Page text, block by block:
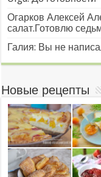
Огарков Алексей
салат.Готовлю
Галия: Вы не
Новые рецепты